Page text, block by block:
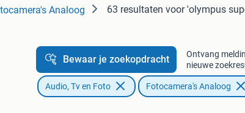
Analoog 63 resultaten voor 'olympus
Bewaar je zoekopdracht
Ontvang
nieuwe
Audio, Tv en Foto Fotocamera's Analoog